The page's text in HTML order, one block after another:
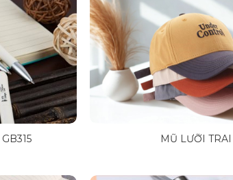
MŨ LƯỠI TRAI